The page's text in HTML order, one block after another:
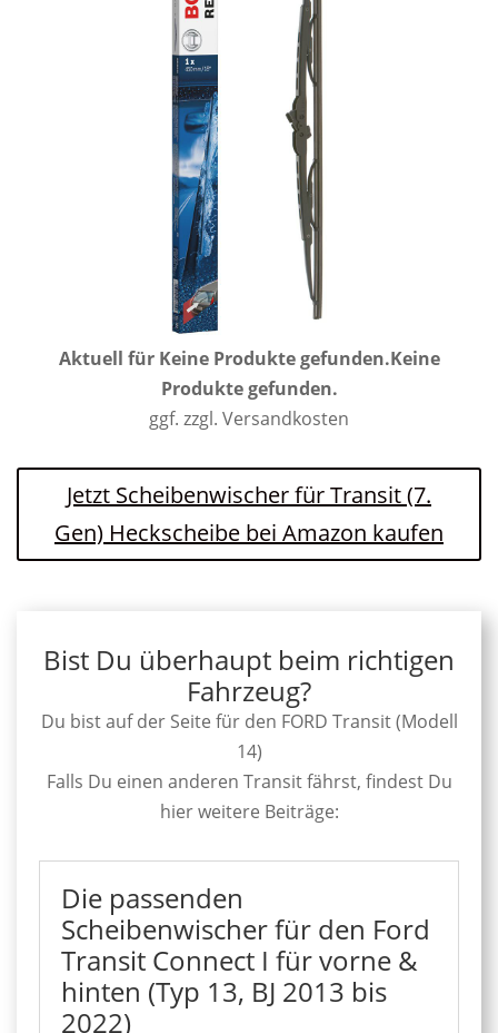
Aktuell für Keine Produkte gefunden.Keine
Produkte gefunden.
ggf. zzgl. Versandkosten
Jetzt Scheibenwischer für Transit (7.
Gen) Heckscheibe bei Amazon kaufen
Bist Du überhaupt beim richtigen
Fahrzeug?
Du bist auf der Seite für den FORD Transit (Modell
14)
Falls Du einen anderen Transit fährst, findest Du
hier weitere Beiträge:
Die passenden
Scheibenwischer für den Ford
Transit Connect I für vorne &
hinten (Typ 13, BJ 2013 bis
2022)